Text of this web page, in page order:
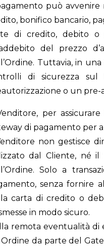
può avvenire
bonifico bancario,
di credito, debito o
del prezzo
Tuttavia, in
di sicurezza sul
o un pre-
per
di pagamento per
non gestisce
dal Cliente, né il
Solo a
senza fornire
carta di credito o
in modo sicuro.
remota eventualità di
da parte del